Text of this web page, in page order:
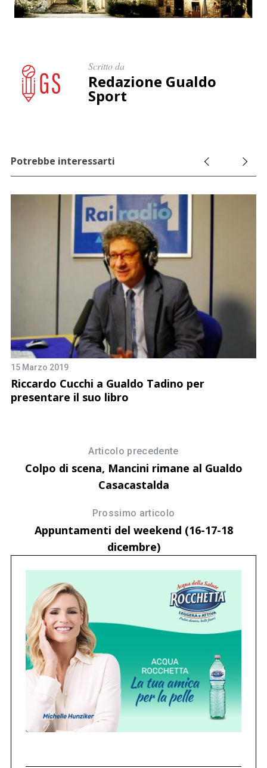
Scritto da
Redazione Gualdo
Sport
Potrebbe interessarti
15 Marzo 2019
Riccardo Cucchi a Gualdo Tadino per
presentare il suo libro
Articolo precedente
Colpo di scena, Mancini rimane al Gualdo
Casacastalda
Prossimo articolo
Appuntamenti del weekend (16-17-18
dicembre)